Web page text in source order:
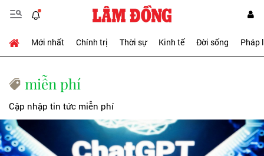
Mới nhất Chính trị Thời sự Kinh tế Đời sống Pháp
miễn phí
Cập nhập tin tức miễn phí